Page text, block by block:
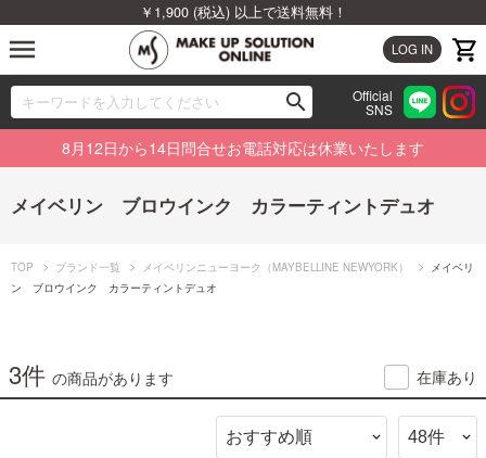
￥1,900 (税込) 以上で送料無料！
LOG IN
menu
search
00
Official
SNS
ブランドから探す
カテゴリから探す
ランキングから探す
ビューティジャーナルから探す
8月12日から14日問合せお電話対応は休業いたします
メイベリン ブロウインク カラーティントデュオ
TOP ブランド一覧 メイベリンニューヨーク（MAYBELLINE NEWYORK）
メイベリ
ン ブロウインク カラーティントデュオ
3件 の商品があります 在庫あり